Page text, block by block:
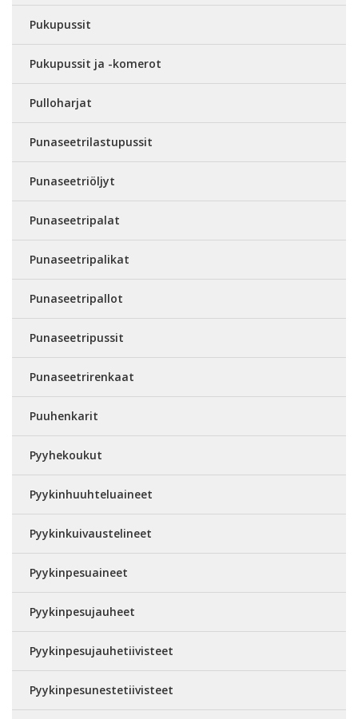
Pukupussit
Pukupussit ja -komerot
Pulloharjat
Punaseetrilastupussit
Punaseetriöljyt
Punaseetripalat
Punaseetripalikat
Punaseetripallot
Punaseetripussit
Punaseetrirenkaat
Puuhenkarit
Pyyhekoukut
Pyykinhuuhteluaineet
Pyykinkuivaustelineet
Pyykinpesuaineet
Pyykinpesujauheet
Pyykinpesujauhetiivisteet
Pyykinpesunestetiivisteet